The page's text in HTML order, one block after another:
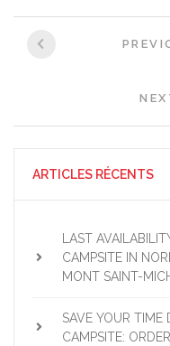
navigation
ARTICLES RÉCENTS
LAST
CAMPSITE IN
MONT SAINT-
SAVE YOUR TIME
CAMPSITE: